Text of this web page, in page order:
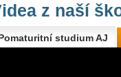
z naší
studium AJ